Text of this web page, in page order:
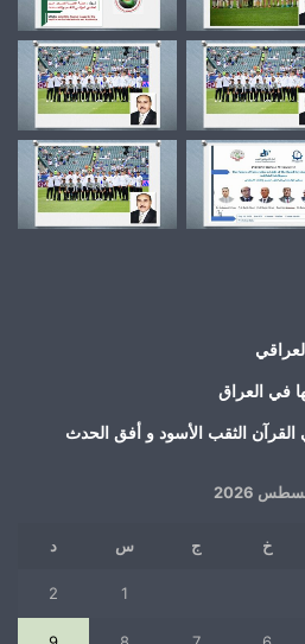
في العراق
الثقب الأسود و أفق الحدث
2026
خ ج س د
1
2